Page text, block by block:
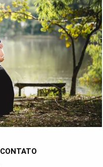
22
CONTATO